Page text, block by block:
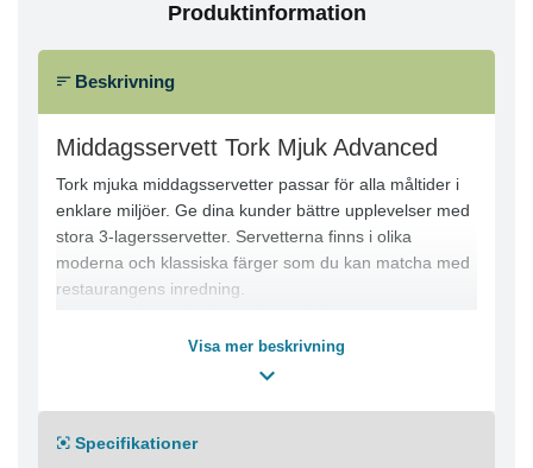
Produktinformation
Beskrivning
Middagsservett Tork Mjuk Advanced
Tork mjuka middagsservetter passar för alla måltider i
enklare miljöer. Ge dina kunder bättre upplevelser med
stora 3-lagersservetter. Servetterna finns i olika
moderna och klassiska färger som du kan matcha med
restaurangens inredning.
Engagera kunderna med eget tryck – 75 % av
Visa mer beskrivning
Specifikationer